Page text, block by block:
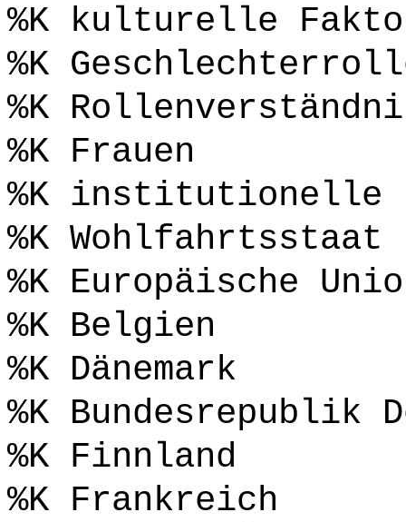
%K kulturelle
%K
%K
%K Frauen
%K institutionelle
%K Wohlfahrtsstaat
%K Europäische
%K Belgien
%K Dänemark
%K Bundesrepublik
%K Finnland
%K Frankreich